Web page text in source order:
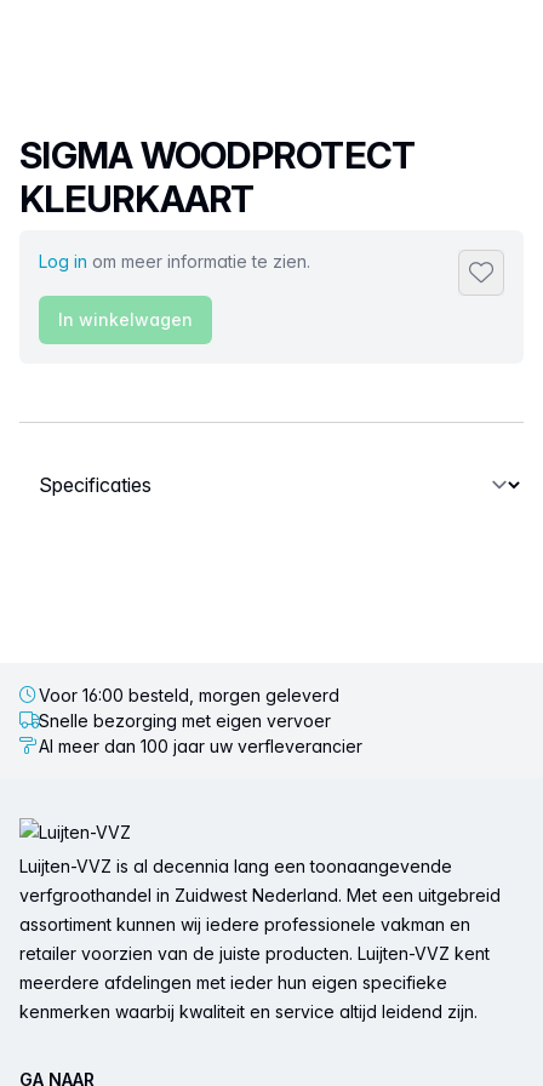
Productnaam
SIGMA WOODPROTECT
KLEURKAART
Log in om meer informatie te zien.
In winkelwagen
Selecteer een tabblad
Voor 16:00 besteld, morgen geleverd
Snelle bezorging met eigen vervoer
Al meer dan 100 jaar uw verfleverancier
Luijten-VVZ is al decennia lang een toonaangevende
verfgroothandel in Zuidwest Nederland. Met een uitgebreid
assortiment kunnen wij iedere professionele vakman en
retailer voorzien van de juiste producten. Luijten-VVZ kent
meerdere afdelingen met ieder hun eigen specifieke
kenmerken waarbij kwaliteit en service altijd leidend zijn.
GA NAAR